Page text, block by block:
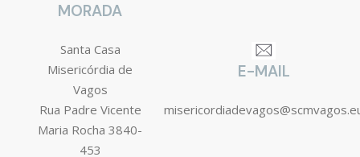
MORADA
Santa Casa
Misericórdia de
Vagos
Rua Padre Vicente
Maria Rocha 3840-
453
E-MAIL